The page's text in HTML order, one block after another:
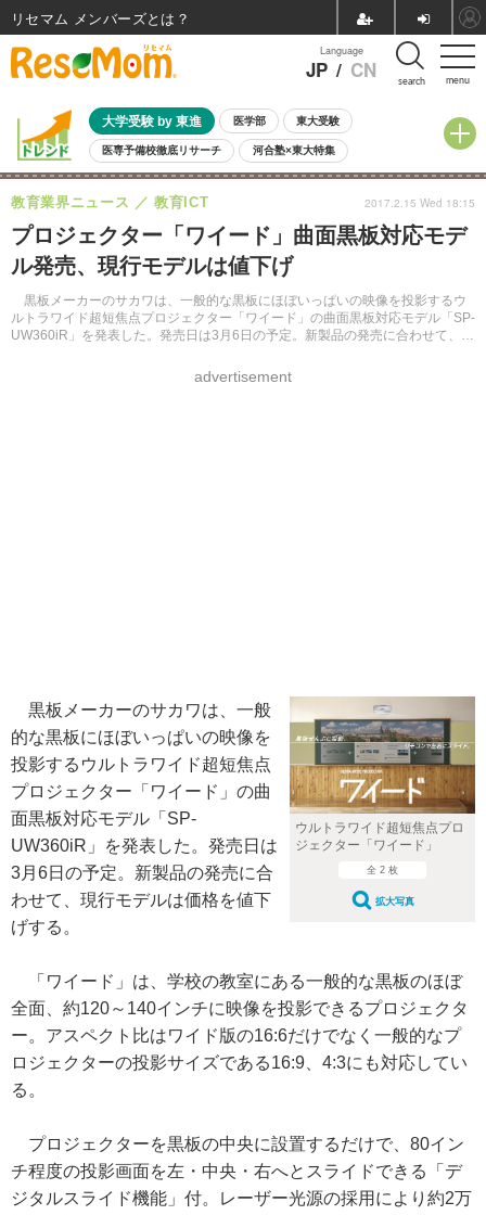
menu
Language
JP / CN search
大学受験 by 東進 医学部 東大受験
医専予備校徹底リサーチ 河合塾×東大特集
親子で考える大学選び 高校受験 中学受験 小学校受験
共通テスト 夏休み 8月開催学校説明会・相談会
8月開催イベント・WS 全国公立高校 過去問 人気記事
自由研究教材（小学生向け） 自由研究教材（中学生向け）
プロジェクター「ワイード」曲面黒板対応モデ
ル発売、現行モデルは値下げ
黒板メーカーのサカワは、一般的な黒板にほぼいっぱいの映像を投影するウ
ルトラワイド超短焦点プロジェクター「ワイード」の曲面黒板対応モデル「SP-
UW360iR」を発表した。発売日は3月6日の予定。新製品の発売に合わせて、現
教育業界ニュース 教育ICT
advertisement
2017.2.15 Wed 18:15
ウルトラワイド超短焦点プロ
ジェクター「ワイード」
全 2 枚
拡大写真
黒板メーカーのサカワは、一般
的な黒板にほぼいっぱいの映像を
投影するウルトラワイド超短焦点
プロジェクター「ワイード」の曲
面黒板対応モデル「SP-
UW360iR」を発表した。発売日は
3月6日の予定。新製品の発売に合
わせて、現行モデルは価格を値下
げする。
「ワイード」は、学校の教室にある一般的な黒板のほぼ
全面、約120～140インチに映像を投影できるプロジェクタ
ー。アスペクト比はワイド版の16:6だけでなく一般的なプ
ロジェクターの投影サイズである16:9、4:3にも対応してい
る。
プロジェクターを黒板の中央に設置するだけで、80イン
チ程度の投影画面を左・中央・右へとスライドできる「デ
ジタルスライド機能」付。レーザー光源の採用により約2万
リセマム メンバーズ